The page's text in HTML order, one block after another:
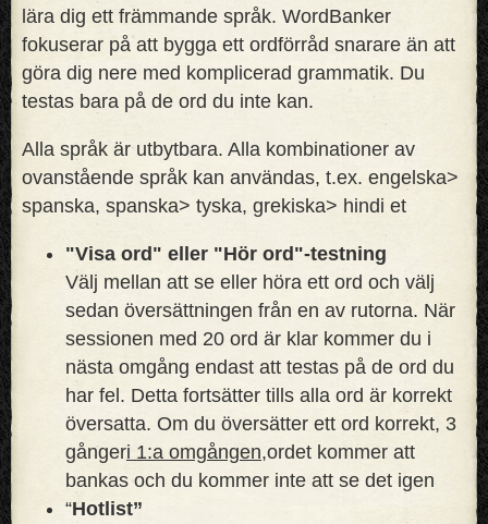
lära dig ett främmande språk. WordBanker
fokuserar på att bygga ett ordförråd snarare än att
göra dig nere med komplicerad grammatik. Du
testas bara på de ord du inte kan.
Alla språk är utbytbara. Alla kombinationer av
ovanstående språk kan användas, t.ex. engelska>
spanska, spanska> tyska, grekiska> hindi et
"Visa ord" eller "Hör ord"-testning
Välj mellan att se eller höra ett ord och välj
sedan översättningen från en av rutorna. När
sessionen med 20 ord är klar kommer du i
nästa omgång endast att testas på de ord du
har fel. Detta fortsätter tills alla ord är korrekt
översatta. Om du översätter ett ord korrekt, 3
gångeri 1:a omgången,ordet kommer att
bankas och du kommer inte att se det igen
“Hotlist”